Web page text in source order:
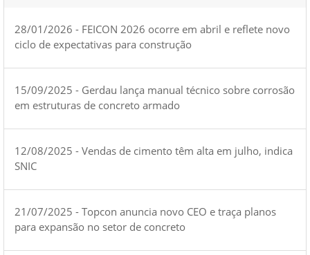
28/01/2026 - FEICON 2026 ocorre em abril e reflete novo
ciclo de expectativas para construção
15/09/2025 - Gerdau lança manual técnico sobre corrosão
em estruturas de concreto armado
12/08/2025 - Vendas de cimento têm alta em julho, indica
SNIC
21/07/2025 - Topcon anuncia novo CEO e traça planos
para expansão no setor de concreto